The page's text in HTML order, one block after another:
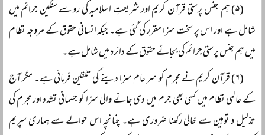
(۵) ہم جنس پرستی قرآن کریم اور شریعتِ اسلامیہ کی رو سے سنگین جرائم میں
شامل ہے اور اس پر سخت سزا مقرر کی گئی ہے۔ جبکہ انسانی حقوق کے مروجہ نظام
میں ہم جنس پرستی جرائم کی بجائے حقوق کے دائرہ میں شامل ہے۔
(۶) قرآن کریم نے مجرم کو سر عام سزا دینے کی تلقین فرمائی ہے۔ مگر آج
کے عالمی نظام میں کسی بھی جرم میں دی جانے والی سزا کو جسمانی تشدد اور مجرم کی
تذلیل و توہین سے خالی رکھنا ضروری ہے۔ چنانچہ اس حوالے سے ہماری سپریم